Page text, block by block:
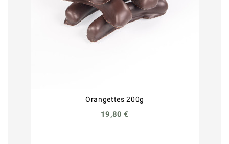
Orangettes 200g
19,80 €